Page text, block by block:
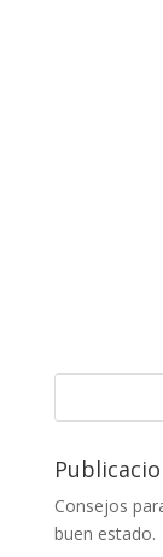
Consejos
buen estado.